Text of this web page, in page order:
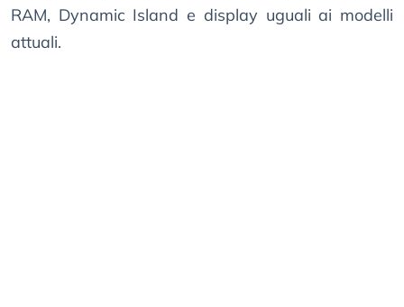
RAM, Dynamic Island e display uguali ai modelli
attuali.